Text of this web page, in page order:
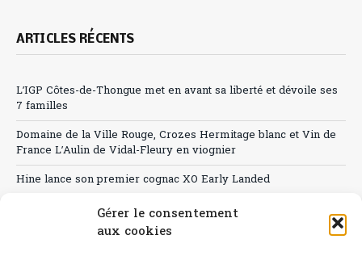
Gérer le consentement
aux cookies
ARTICLES RÉCENTS
L’IGP Côtes-de-Thongue met en avant sa liberté et dévoile ses
7 familles
Domaine de la Ville Rouge, Crozes Hermitage blanc et Vin de
France L’Aulin de Vidal-Fleury en viognier
Hine lance son premier cognac XO Early Landed
Canicule : A quand le CHR à « l’heure espagnole » ?